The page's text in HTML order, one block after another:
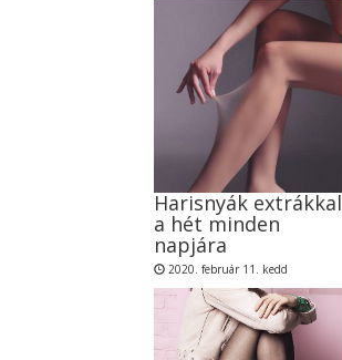
Harisnyák extrákkal
a hét minden
napjára
2020. február 11. kedd